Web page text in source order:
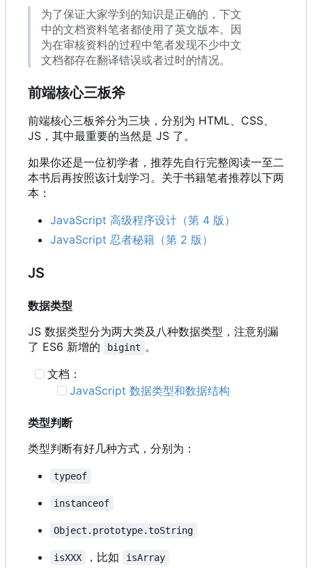
为了保证大家学到的知识是正确的，下文
中的文档资料笔者都使用了英文版本。因
为在审核资料的过程中笔者发现不少中文
文档都存在翻译错误或者过时的情况。
前端核心三板斧
前端核心三板斧分为三块，分别为 HTML、CSS、
JS ， 其中最重要的当然是 JS 了。
如果你还是一位初学者，推荐先自行完整阅读一至二
本书后再按照该计划学习。关于书籍笔者推荐以下两
本：
JavaScript 高级程序设计（第 4 版）
JavaScript 忍者秘籍（第 2 版）
JS
数据类型
JS 数据类型分为两大类及八种数据类型，注意别漏
了 ES6 新增的
bigint 。
文档：
JavaScript 数据类型和数据结构
类型判断
类型判断有好几种方式，分别为：
typeof
instanceof
Object.prototype.toString
isXXX ，比如 isArray